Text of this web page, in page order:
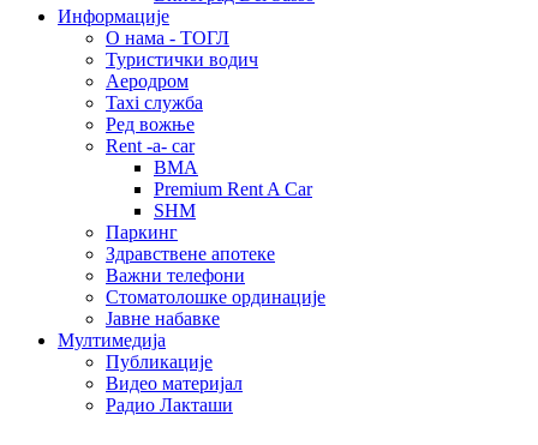
Информације
О нама - ТОГЛ
Туристички водич
Аеродром
Taxi служба
Ред вожње
Rent -a- car
BMA
Premium Rent A Car
SHM
Паркинг
Здравствене апотеке
Важни телефони
Стоматолошке ординације
Јавне набавке
Мултимедија
Публикације
Видео материјал
Радио Лакташи